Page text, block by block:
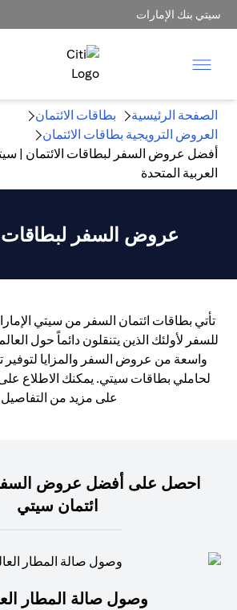
سيتي بنك الإمارات
الصفحة الرئيسية
بطاقات الائتمان
العروض الترويجية بطاقات الائتمان
أفضل عروض السفر لبطاقات الائتمان |
العربية المتحدة
عروض السفر لبطاقات
تأتي بطاقات ائتمان السفر من سيتي
للسفر لأولئك الذين يتنقلون دائماً حول
واسعة من عروض السفر والمزايا
لحاملي بطاقات سيتي. يمكنك الاطلاع
على مزيد من
احصل على أفضل عروض
ائتمان سيتي
وصول صالة المطار